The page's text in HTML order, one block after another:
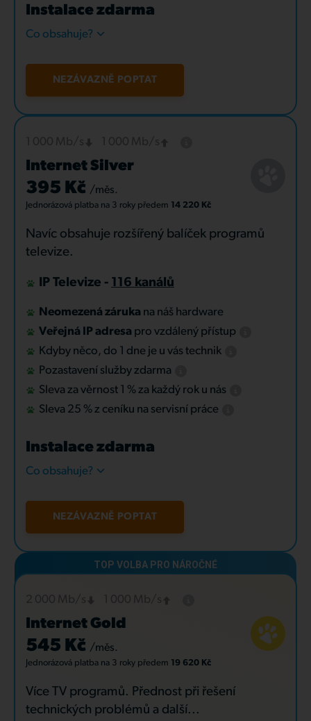
Instalace zdarma
Co obsahuje?
NEZÁVAZNĚ POPTAT
Internet Silver
395 Kč /měs.
Jednorázová platba na 3 roky předem 14 220 Kč
Navíc obsahuje rozšířený balíček programů
televize.
IP Televize - 116 kanálů
Neomezená záruka na náš hardware
Veřejná IP adresa pro vzdálený přístup
Kdyby něco, do 1 dne je u vás technik
Pozastavení služby zdarma
Sleva za věrnost 1 % za každý rok u nás
Sleva 25 % z ceníku na servisní práce
Instalace zdarma
Co obsahuje?
NEZÁVAZNĚ POPTAT
Internet Gold
545 Kč /měs.
Jednorázová platba na 3 roky předem 19 620 Kč
Více TV programů. Přednost při řešení
technických problémů a další...